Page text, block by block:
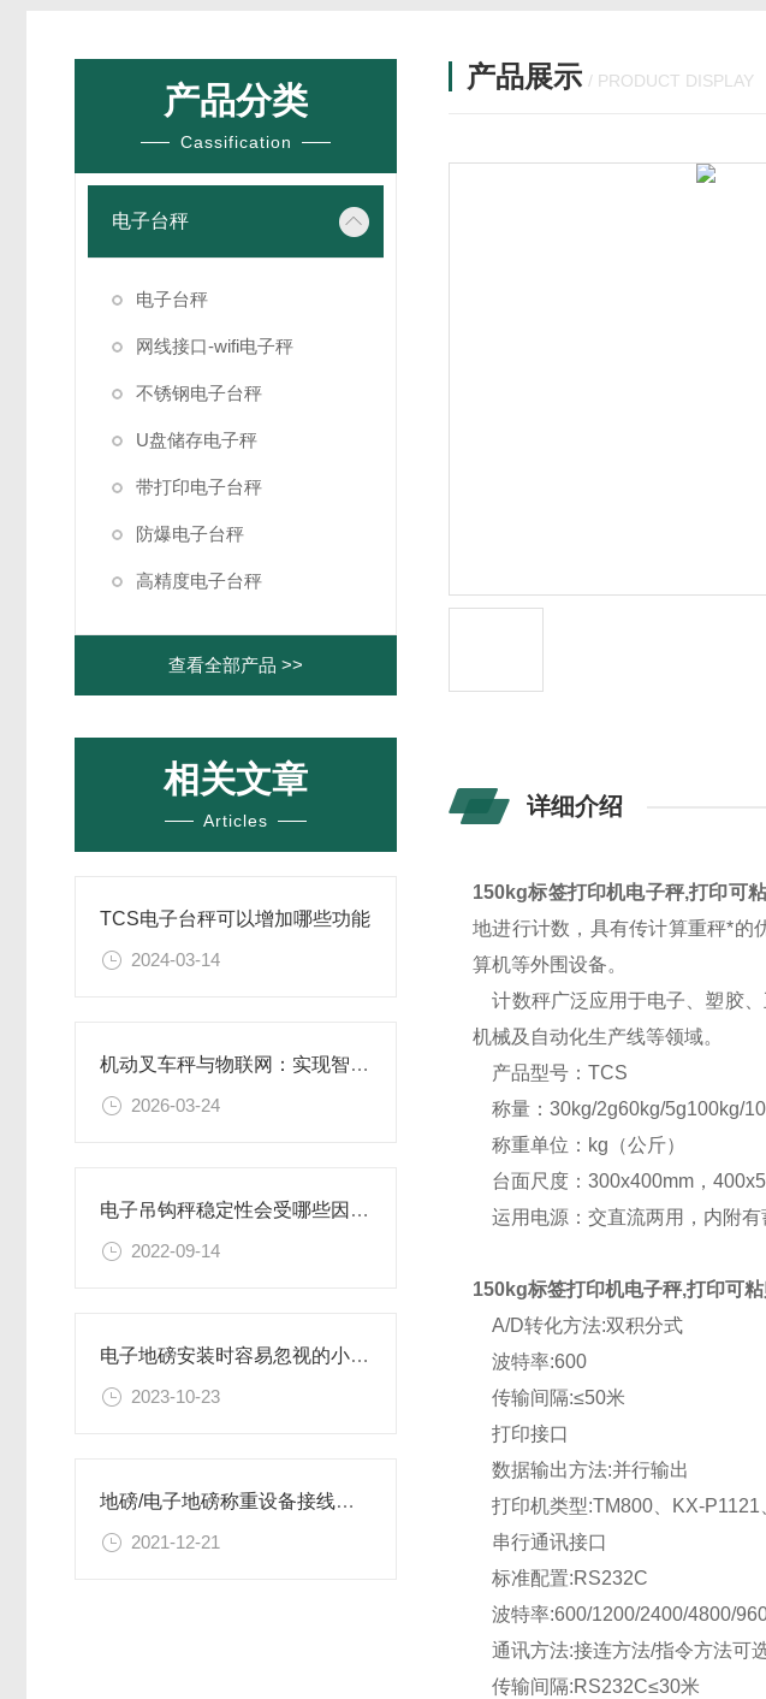
产品分类
Cassification
电子台秤
电子台秤
网线接口-wifi电子秤
不锈钢电子台秤
U盘储存电子秤
带打印电子台秤
防爆电子台秤
高精度电子台秤
查看全部产品 >>
相关文章
Articles
TCS电子台秤可以增加哪些功能
2024-03-14
机动叉车秤与物联网：实现智能仓储管理的关键
2026-03-24
电子吊钩秤稳定性会受哪些因素影响?
2022-09-14
电子地磅安装时容易忽视的小细节
2023-10-23
地磅/电子地磅称重设备接线与接地知识
2021-12-21
产品展示 / PRODUCT DISPLAY
详细介绍
150kg标签打印机电子秤,打印可
地进行计数，具有传计算重秤*的
算机等外围设备。
计数秤广泛应用于电子、塑胶、
机械及自动化生产线等领域。
产品型号：TCS
称量：30kg/2g60kg/5g100kg/
称重单位：kg（公斤）
台面尺度：300x400mm，
运用电源：交直流两用，内附有
150kg标签打印机电子秤,打印可
A/D转化方法:双积分式
波特率:600
传输间隔:≤50米
打印接口
数据输出方法:并行输出
打印机类型:TM800、KX-P1121
串行通讯接口
标准配置:RS232C
波特率:600/1200/2400/4800/
通讯方法:接连方法/指令方法可
传输间隔:RS232C≤30米